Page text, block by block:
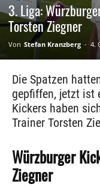
3. Liga:
Torsten Ziegner
Von Stefan Kranzberg - 4.
Die Spatzen
gepfiffen, jetzt ist
Kickers haben
Trainer Torsten
Würzburger
Ziegner